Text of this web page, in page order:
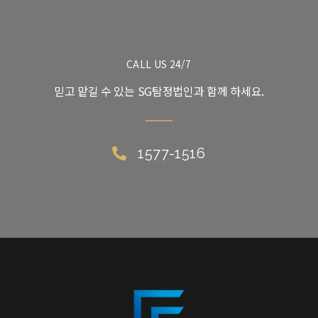
CALL US 24/7
믿고 맡길 수 있는 SG탐정법인과 함께 하세요.
1577-1516